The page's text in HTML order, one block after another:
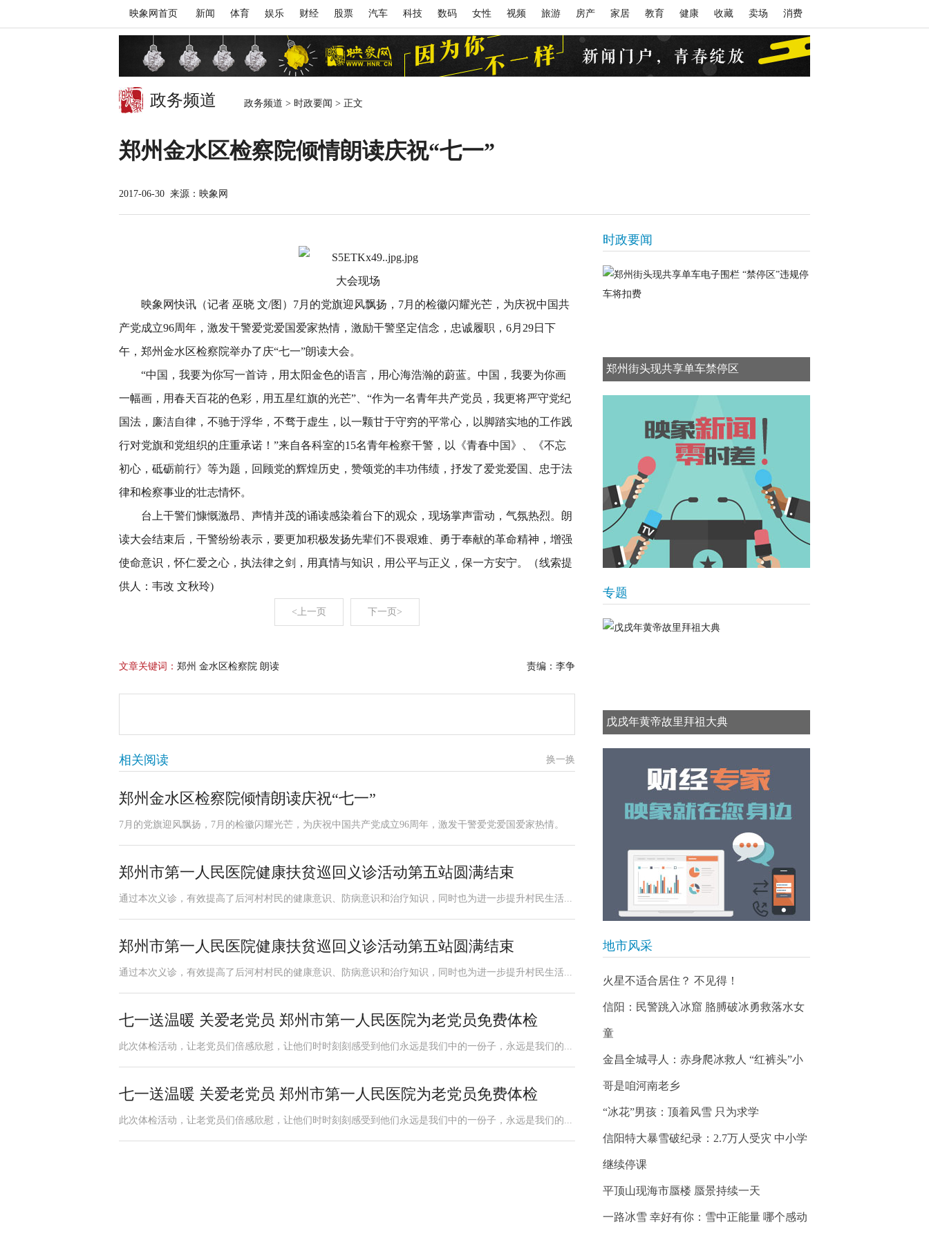
映象网首页 新闻 体育 娱乐 财经 股票 汽车 科技 数码 女性 视频 旅游 房产 家居 教育 健康 收藏 卖场 消费
政务频道 政务频道 > 时政要闻 > 正文
郑州金水区检察院倾情朗读庆祝“七一”
2017-06-30 来源：映象网
大会现场
映象网快讯（记者 巫晓 文/图）7月的党旗迎风飘扬，7月的检徽闪耀光芒，为庆祝中国共
产党成立96周年，激发干警爱党爱国爱家热情，激励干警坚定信念，忠诚履职，6月29日下
午，郑州金水区检察院举办了庆“七一”朗读大会。
“中国，我要为你写一首诗，用太阳金色的语言，用心海浩瀚的蔚蓝。中国，我要为你画
一幅画，用春天百花的色彩，用五星红旗的光芒”、“作为一名青年共产党员，我更将严守党纪
国法，廉洁自律，不驰于浮华，不骛于虚生，以一颗甘于守穷的平常心，以脚踏实地的工作践
行对党旗和党组织的庄重承诺！”来自各科室的15名青年检察干警，以《青春中国》、《不忘
初心，砥砺前行》等为题，回顾党的辉煌历史，赞颂党的丰功伟绩，抒发了爱党爱国、忠于法
律和检察事业的壮志情怀。
台上干警们慷慨激昂、声情并茂的诵读感染着台下的观众，现场掌声雷动，气氛热烈。朗
读大会结束后，干警纷纷表示，要更加积极发扬先辈们不畏艰难、勇于奉献的革命精神，增强
使命意识，怀仁爱之心，执法律之剑，用真情与知识，用公平与正义，保一方安宁。（线索提
供人：韦改 文秋玲)
<上一页 下一页>
文章关键词： 郑州 金水区检察院 朗读 责编：李争
相关阅读 换一换
郑州金水区检察院倾情朗读庆祝“七一”
7月的党旗迎风飘扬，7月的检徽闪耀光芒，为庆祝中国共产党成立96周年，激发干警爱党爱国爱家热情。
郑州市第一人民医院健康扶贫巡回义诊活动第五站圆满结束
通过本次义诊，有效提高了后河村村民的健康意识、防病意识和治疗知识，同时也为进一步提升村民生活...
郑州市第一人民医院健康扶贫巡回义诊活动第五站圆满结束
通过本次义诊，有效提高了后河村村民的健康意识、防病意识和治疗知识，同时也为进一步提升村民生活...
七一送温暖 关爱老党员 郑州市第一人民医院为老党员免费体检
此次体检活动，让老党员们倍感欣慰，让他们时时刻刻感受到他们永远是我们中的一份子，永远是我们的...
七一送温暖 关爱老党员 郑州市第一人民医院为老党员免费体检
此次体检活动，让老党员们倍感欣慰，让他们时时刻刻感受到他们永远是我们中的一份子，永远是我们的...
时政要闻
郑州街头现共享单车禁停区
专题
戊戌年黄帝故里拜祖大典
地市风采
火星不适合居住？ 不见得！
信阳：民警跳入冰窟 胳膊破冰勇救落水女
童
金昌全城寻人：赤身爬冰救人 “红裤头”小
哥是咱河南老乡
“冰花”男孩：顶着风雪 只为求学
信阳特大暴雪破纪录：2.7万人受灾 中小学
继续停课
平顶山现海市蜃楼 蜃景持续一天
一路冰雪 幸好有你：雪中正能量 哪个感动